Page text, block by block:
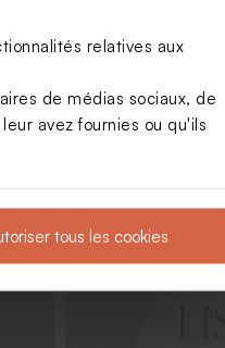
relatives aux
de médias sociaux, de
avez fournies ou qu'ils
tous les cookies